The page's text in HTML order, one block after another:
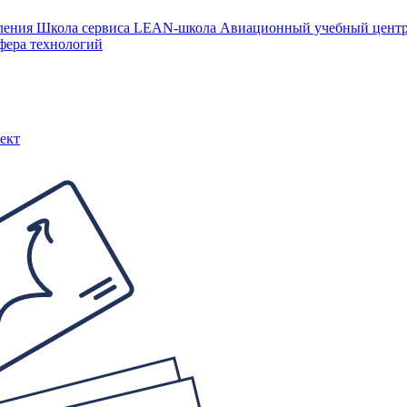
Школа сервиса LEAN-школа Авиационный учебный
технологий